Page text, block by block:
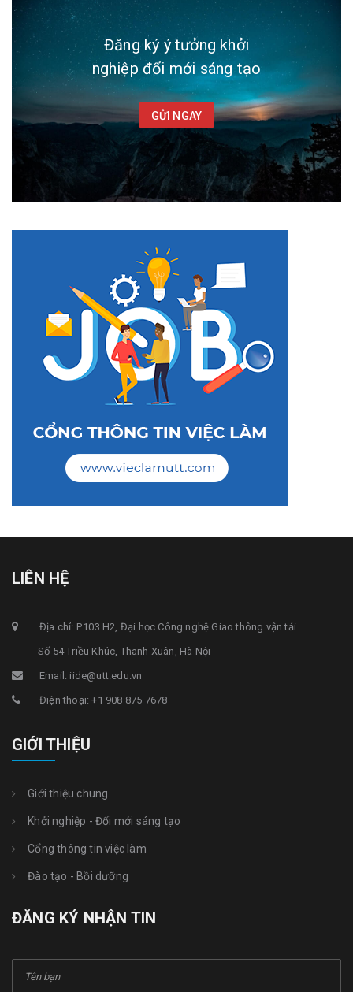
Đăng ký ý tưởng khởi
nghiệp đổi mới sáng tạo
GỬI NGAY
LIÊN HỆ
Địa chỉ: P.103 H2, Đại học Công nghệ Giao thông vận tải
Số 54 Triều Khúc, Thanh Xuân, Hà Nội
Email: iide@utt.edu.vn
Điện thoại: +1 908 875 7678
GIỚI THIỆU
Giới thiệu chung
Khởi nghiệp - Đổi mới sáng tạo
Cổng thông tin việc làm
Đào tạo - Bồi dưỡng
ĐĂNG KÝ NHẬN TIN